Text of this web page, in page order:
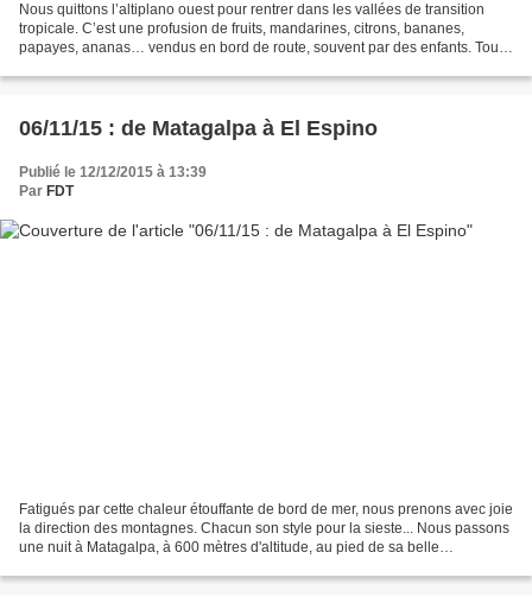
Nous quittons l’altiplano ouest pour rentrer dans les vallées de transition
tropicale. C’est une profusion de fruits, mandarines, citrons, bananes,
papayes, ananas… vendus en bord de route, souvent par des enfants. Tout
06/11/15 : de Matagalpa à El Espino
Publié le 12/12/2015 à 13:39
Par FDT
Fatigués par cette chaleur étouffante de bord de mer, nous prenons avec joie
la direction des montagnes. Chacun son style pour la sieste... Nous passons
une nuit à Matagalpa, à 600 mètres d'altitude, au pied de sa belle